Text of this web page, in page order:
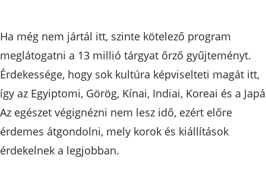
Ha még nem jártál itt, szinte kötelező program
meglátogatni a 13 millió tárgyat őrző gyűjteményt.
Érdekessége, hogy sok kultúra képviselteti magát itt,
így az Egyiptomi, Görög, Kínai, Indiai, Koreai és a
Az egészet végignézni nem lesz idő, ezért előre
érdemes átgondolni, mely korok és kiállítások
érdekelnek a legjobban.